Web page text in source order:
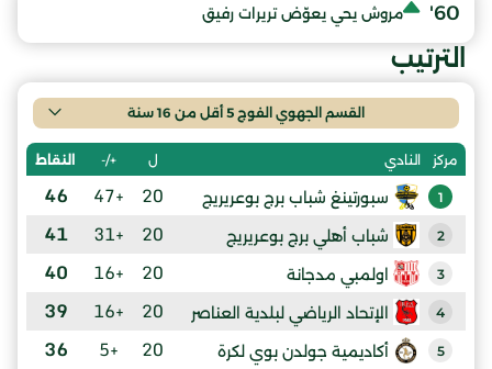
60' مروش يحي يعوّض تريرات رفيق
الترتيب
القسم الجهوي الفوج 5 أقل من 16 سنة
مركز النادي ل +/- النقاط
1 سبورتينغ شباب برج بوعريريج 20
+47
46
2 شباب أهلي برج بوعريريج 20
+31
41
3 اولمبي مدجانة 20
+16
40
4 الإتحاد الرياضي لبلدية العناصر 20
+16
39
5
أكاديمية جولدن بوي لكرة
20
+5
36